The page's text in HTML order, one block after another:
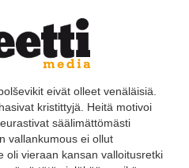
eivät olleet venäläisiä.
kristittyjä. Heitä motivoi
säälimättömästi
vallankumous ei ollut
oli vieraan kansan valloitusretki